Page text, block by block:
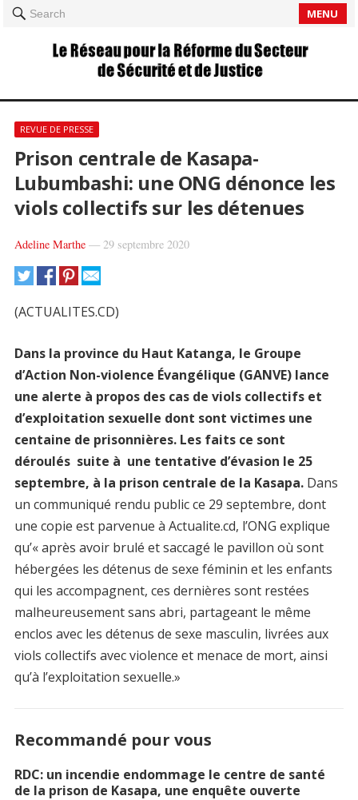
Search MENU
REVUE DE PRESSE
Prison centrale de Kasapa-
Lubumbashi: une ONG dénonce les
viols collectifs sur les détenues
Adeline Marthe— 29 septembre 2020
(ACTUALITES.CD)
Dans la province du Haut Katanga, le Groupe
d’Action Non-violence Évangélique (GANVE) lance
une alerte à propos des cas de viols collectifs et
d’exploitation sexuelle dont sont victimes une
centaine de prisonnières. Les faits ce sont
déroulés suite à une tentative d’évasion le 25
septembre, à la prison centrale de la Kasapa.Dans
un communiqué rendu public ce 29 septembre, dont
une copie est parvenue à Actualite.cd, l’ONG explique
qu’« après avoir brulé et saccagé le pavillon où sont
hébergées les détenus de sexe féminin et les enfants
qui les accompagnent, ces dernières sont restées
malheureusement sans abri, partageant le même
enclos avec les détenus de sexe masculin, livrées aux
viols collectifs avec violence et menace de mort, ainsi
qu’à l’exploitation sexuelle.»
Recommandé pour vous
RDC: un incendie endommage le centre de santé
de la prison de Kasapa, une enquête ouverte